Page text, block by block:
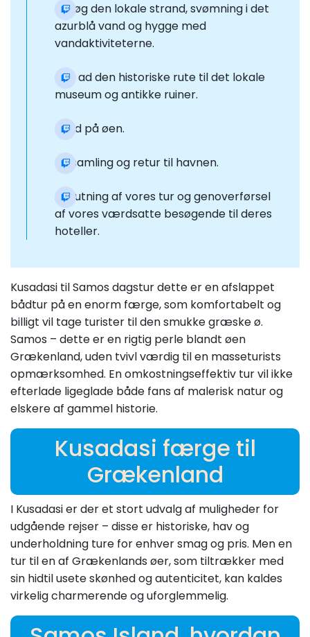
Besøg den lokale strand, svømning i det
azurblå vand og hygge med
vandaktiviteterne.
Går ad den historiske rute til det lokale
museum og antikke ruiner.
Fritid på øen.
Indsamling og retur til havnen.
Afslutning af vores tur og genoverførsel
af vores værdsatte besøgende til deres
hoteller.
Kusadasi til Samos dagstur dette er en afslappet
bådtur på en enorm færge, som komfortabelt og
billigt vil tage turister til den smukke græske ø.
Samos – dette er en rigtig perle blandt øen
Grækenland, uden tvivl værdig til en masseturists
opmærksomhed. En omkostningseffektiv tur vil ikke
efterlade ligeglade både fans af malerisk natur og
elskere af gammel historie.
Kusadasi færge til
Grækenland
I Kusadasi er der et stort udvalg af muligheder for
udgående rejser – disse er historiske, hav og
underholdning ture for enhver smag og pris. Men en
tur til en af Grækenlands øer, som tiltrækker med
sin hidtil usete skønhed og autenticitet, kan kaldes
virkelig charmerende og uforglemmelig.